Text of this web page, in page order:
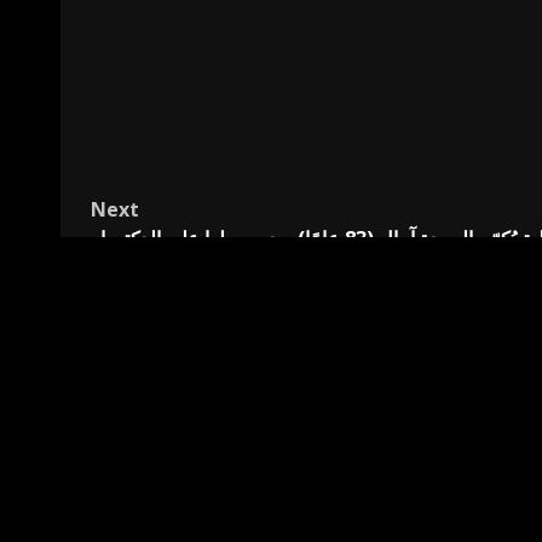
Next
آمال (83 عامًا) بعد حصولها على الدكتوراه